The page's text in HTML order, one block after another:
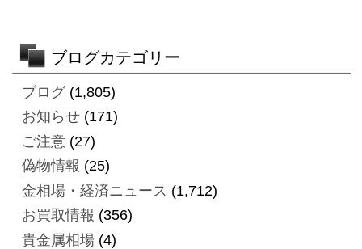
ブログカテゴリー
ブログ(1,805)
お知らせ(171)
ご注意(27)
偽物情報 (25)
金相場・経済ニュース (1,712)
お買取情報 (356)
貴金属相場(4)